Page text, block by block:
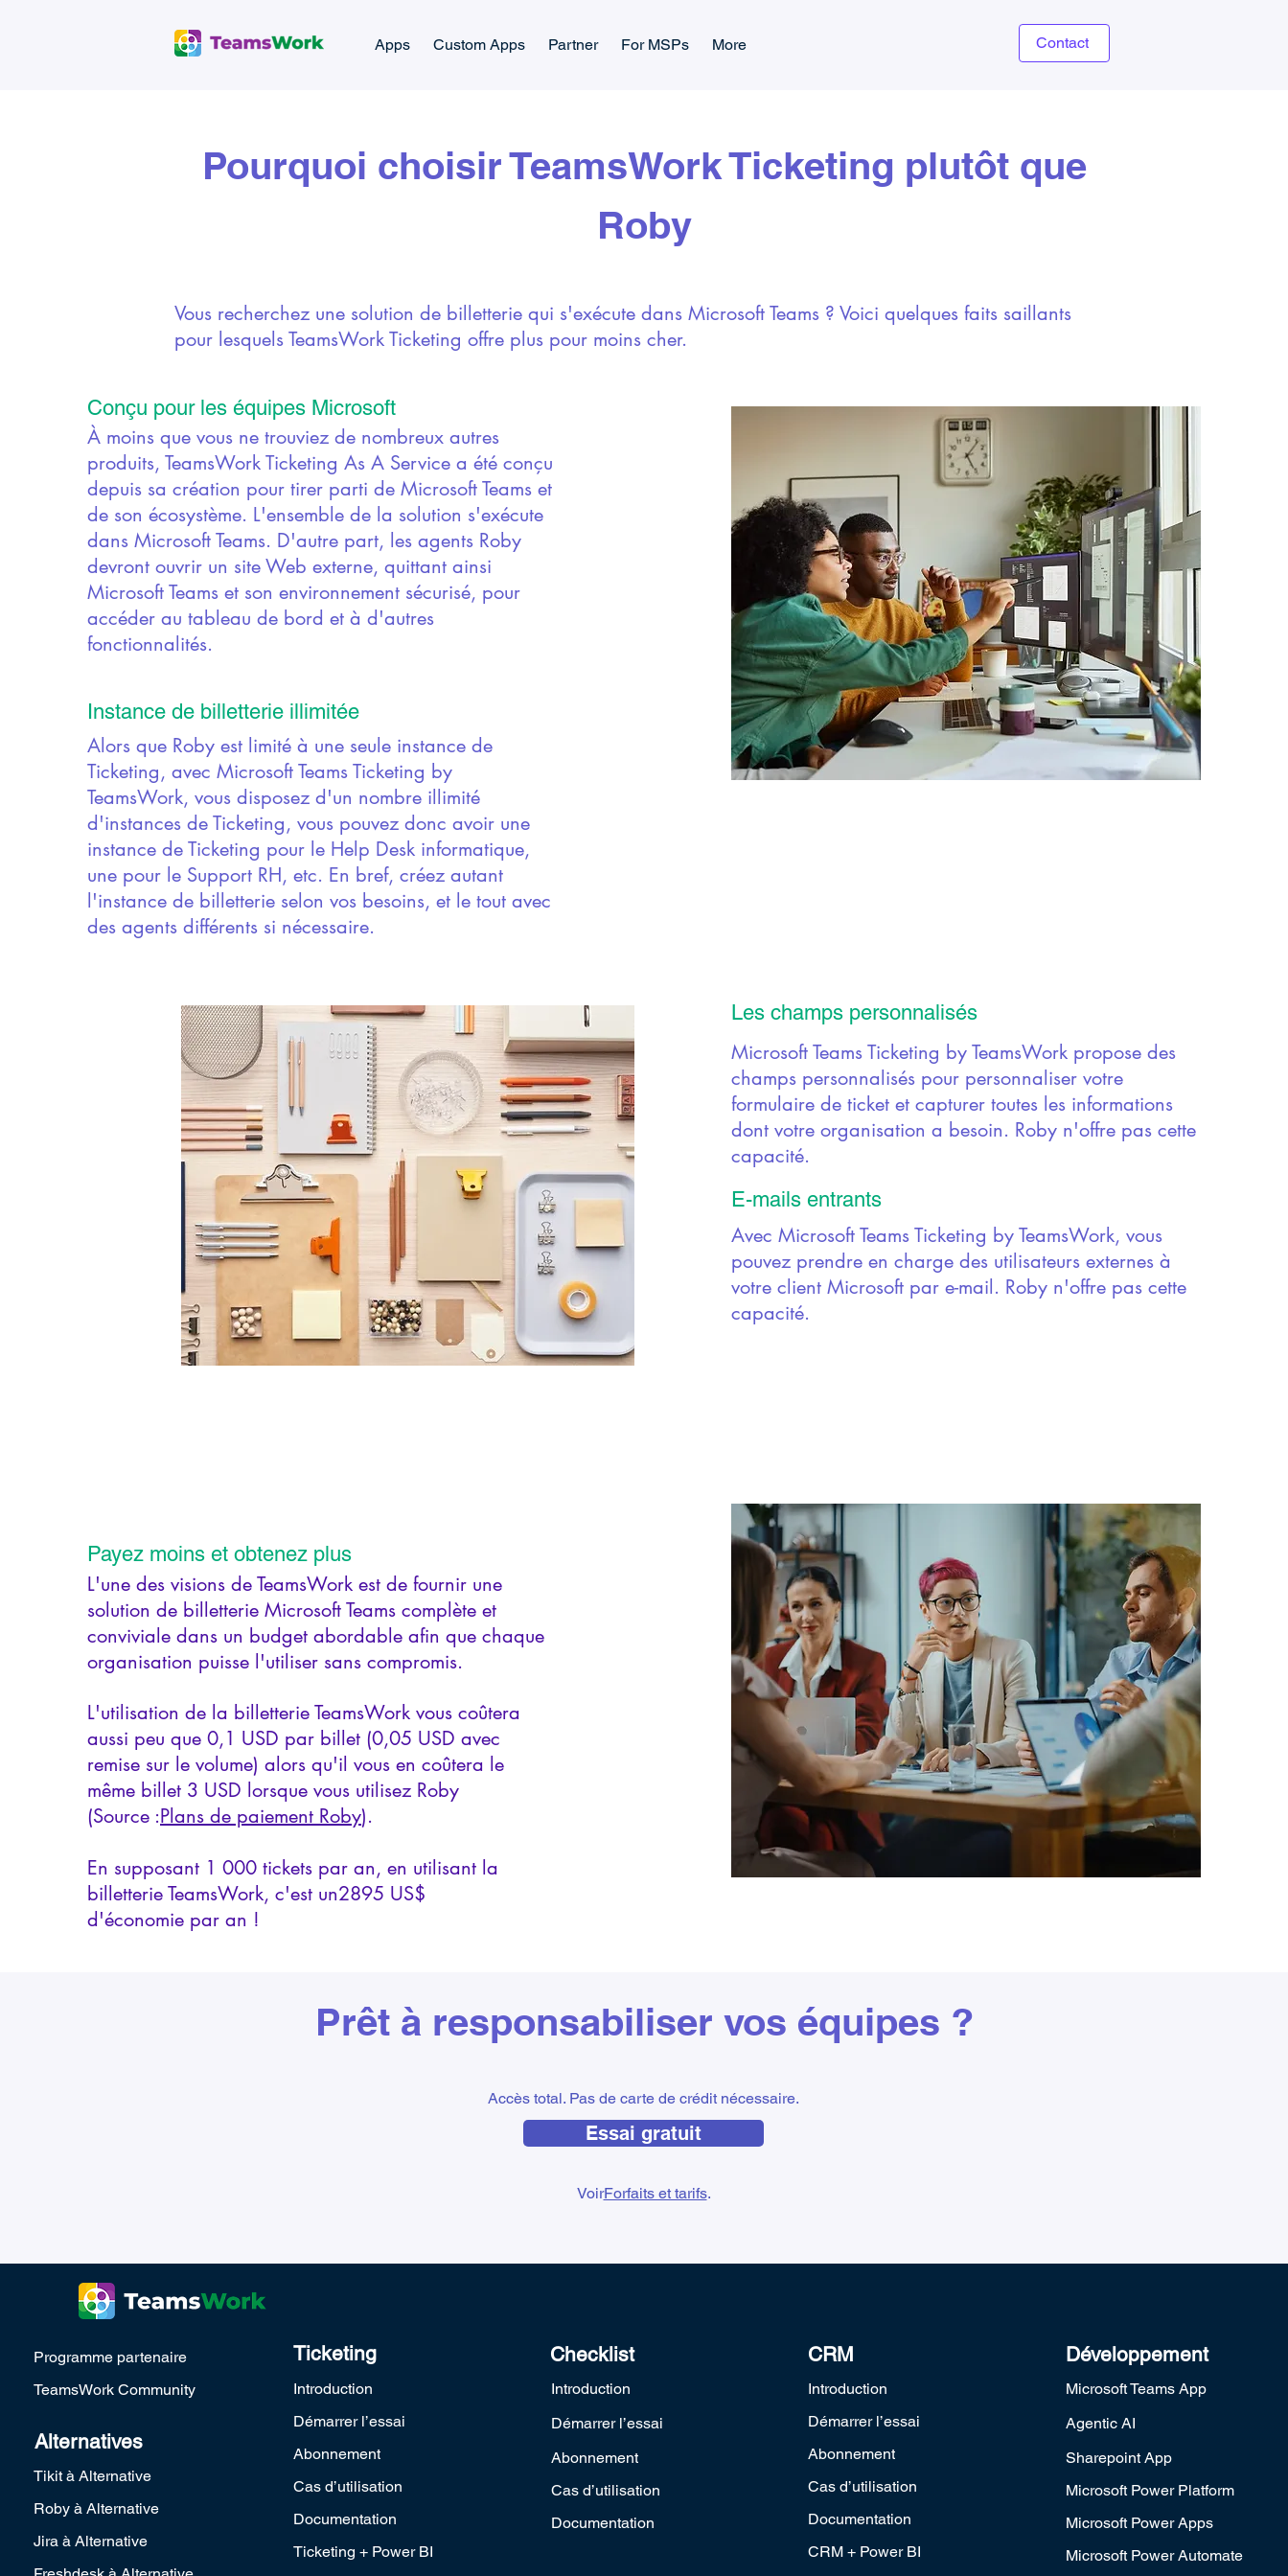
Apps Custom Apps Partner For MSPs More Contact
Pourquoi choisir TeamsWork Ticketing plutôt que
Roby
Vous recherchez une solution de billetterie qui s'exécute dans Microsoft Teams ? Voici quelques faits saillants
pour lesquels TeamsWork Ticketing offre plus pour moins cher.
Conçu pour les équipes Microsoft
À moins que vous ne trouviez de nombreux autres
produits, TeamsWork Ticketing As A Service a été conçu
depuis sa création pour tirer parti de Microsoft Teams et
de son écosystème. L'ensemble de la solution s'exécute
dans Microsoft Teams. D'autre part, les agents Roby
devront ouvrir un site Web externe, quittant ainsi
Microsoft Teams et son environnement sécurisé, pour
accéder au tableau de bord et à d'autres
fonctionnalités.
Instance de billetterie illimitée
Alors que Roby est limité à une seule instance de
Ticketing, avec Microsoft Teams Ticketing by
TeamsWork, vous disposez d'un nombre illimité
d'instances de Ticketing, vous pouvez donc avoir une
instance de Ticketing pour le Help Desk informatique,
une pour le Support RH, etc. En bref, créez autant
l'instance de billetterie selon vos besoins, et le tout avec
des agents différents si nécessaire.
Les champs personnalisés
Microsoft Teams Ticketing by TeamsWork propose des
champs personnalisés pour personnaliser votre
formulaire de ticket et capturer toutes les informations
dont votre organisation a besoin. Roby n'offre pas cette
capacité.
E-mails entrants
Avec Microsoft Teams Ticketing by TeamsWork, vous
pouvez prendre en charge des utilisateurs externes à
votre client Microsoft par e-mail. Roby n'offre pas cette
capacité.
Payez moins et obtenez plus
L'une des visions de TeamsWork est de fournir une
solution de billetterie Microsoft Teams complète et
conviviale dans un budget abordable afin que chaque
organisation puisse l'utiliser sans compromis.
L'utilisation de la billetterie TeamsWork vous coûtera
aussi peu que 0,1 USD par billet (0,05 USD avec
remise sur le volume) alors qu'il vous en coûtera le
même billet 3 USD lorsque vous utilisez Roby
(Source :Plans de paiement Roby).
En supposant 1 000 tickets par an, en utilisant la
billetterie TeamsWork, c'est un2895 US$
d'économie par an !
Prêt à responsabiliser vos équipes ?
Accès total. Pas de carte de crédit nécessaire.
Essai gratuit
VoirForfaits et tarifs.
Programme partenaire
TeamsWork Community
Alternatives
Tikit à Alternative
Roby à Alternative
Jira à Alternative
Ticketing
Introduction
Démarrer l’essai
Abonnement
Cas d’utilisation
Documentation
Ticketing + Power BI
Checklist
Introduction
Démarrer l’essai
Abonnement
Cas d’utilisation
Documentation
CRM
Introduction
Démarrer l’essai
Abonnement
Cas d’utilisation
Documentation
CRM + Power BI
Développement
Microsoft Teams App
Agentic AI
Sharepoint App
Microsoft Power Platform
Microsoft Power Apps
Microsoft Power Automate